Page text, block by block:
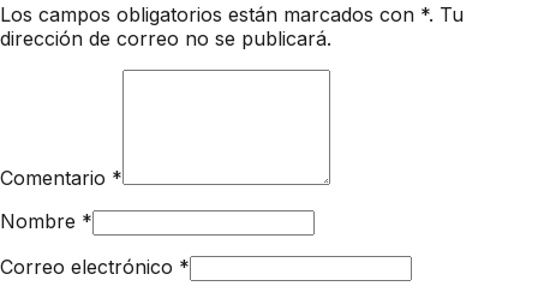
Los campos obligatorios están marcados con *. Tu
dirección de correo no se publicará.
Comentario *
Nombre *
Correo electrónico *